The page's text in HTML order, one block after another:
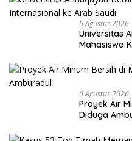
6 Agustus 2026
Universitas
Mahasiswa
6 Agustus 2026
Proyek Air
Diduga